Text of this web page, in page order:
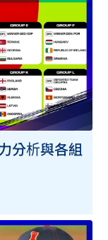
分析與各組